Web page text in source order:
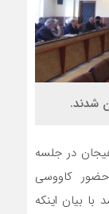
در جلسه
کاووسی
با بیان اینکه